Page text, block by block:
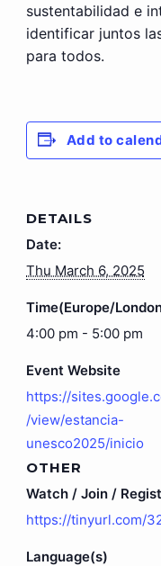
sustentabilidad e
identificar juntos
para todos.
Add to
DETAILS
Date:
Thu March 6, 2025
Time(Europe/
4:00 pm - 5:00 pm
Event Website
https://
/view/estancia-
unesco2025/inicio
OTHER
Watch / Join /
https://tinyurl.com/
Language(s)